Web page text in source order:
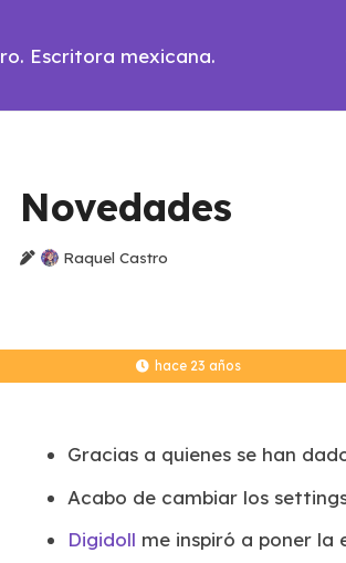
Escritora mexicana.
Novedades
Raquel Castro
hace 23 años
Gracias a quienes se han
Acabo de cambiar los
Digidoll me inspiró a poner la